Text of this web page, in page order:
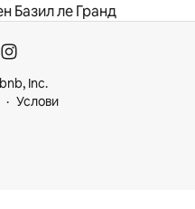
Базил ле Гранд
Inc.
Услови